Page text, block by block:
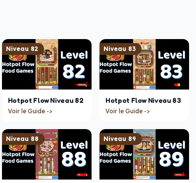
Niveau 82
Hotpot FlowNiveau 82
Voir le Guide ->
Niveau 83
Hotpot Flow Niveau 83
Voir le Guide ->
Niveau 88 Niveau 89